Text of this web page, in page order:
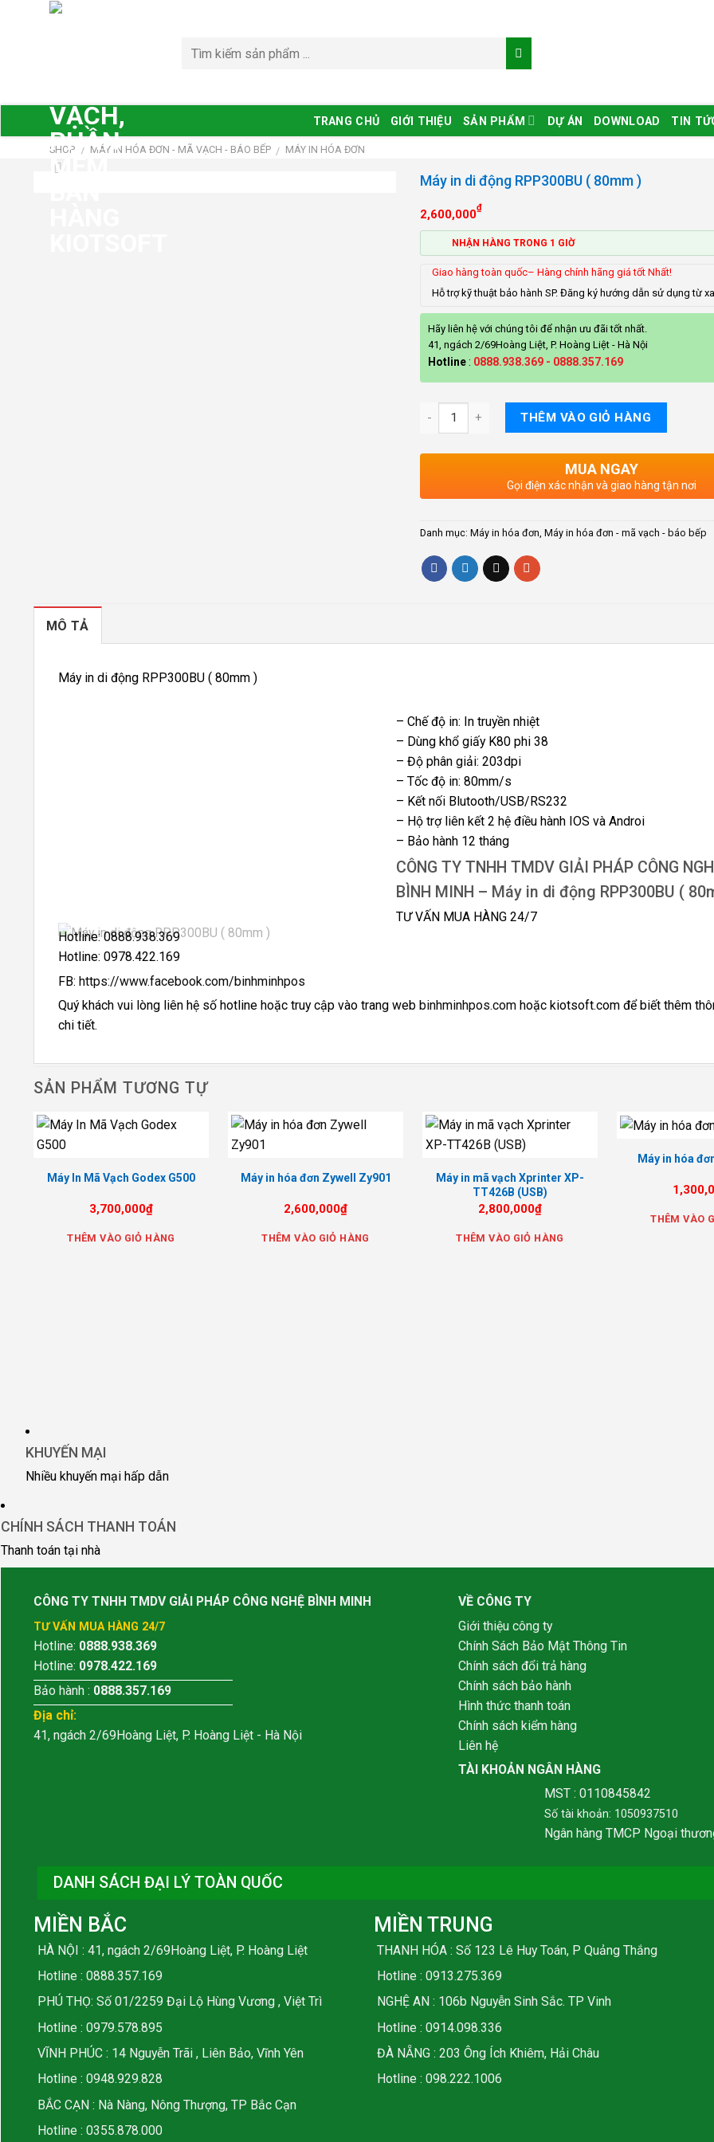
TRANG CHỦ GIỚI THIỆU SẢN PHẨM DỰ ÁN DOWNLOAD TIN
SHOP / MÁY IN HÓA ĐƠN - MÃ VẠCH - BÁO BẾP / MÁY IN HÓA ĐƠN
Máy in di động RPP300BU ( 80mm )
2,600,000₫
NHẬN HÀNG TRONG 1 GIỜ
Giao hàng toàn quốc– Hàng chính hãng giá tốt Nhất!
Hỗ trợ kỹ thuật bảo hành SP. Đăng ký hướng dẫn sử dụng từ xa
Hãy liên hệ với chúng tôi để nhận ưu đãi tốt nhất.
41, ngách 2/69Hoàng Liệt, P. Hoàng Liệt - Hà Nội
Hotline: 0888.938.369 - 0888.357.169
THÊM VÀO GIỎ HÀNG
MUA NGAY
Gọi điện xác nhận và giao hàng tận nơi
Danh mục: Máy in hóa đơn, Máy in hóa đơn - mã vạch - báo bếp
MÔ TẢ
Máy in di động RPP300BU ( 80mm )
– Chế độ in: In truyền nhiệt
– Dùng khổ giấy K80 phi 38
– Độ phân giải: 203dpi
– Tốc độ in: 80mm/s
– Kết nối Blutooth/USB/RS232
– Hộ trợ liên kết 2 hệ điều hành IOS và Androi
– Bảo hành 12 tháng
CÔNG TY TNHH TMDV GIẢI PHÁP CÔNG
BÌNH MINH – Máy in di động RPP300BU (
TƯ VẤN MUA HÀNG 24/7
Hotline: 0888.938.369
Hotline: 0978.422.169
FB: https://www.facebook.com/binhminhpos
Quý khách vui lòng liên hệ số hotline hoặc truy cập vào trang web binhminhpos.com hoặc kiotsoft.com để biết thêm
chi tiết.
SẢN PHẨM TƯƠNG TỰ
Máy In Mã Vạch Godex G500
3,700,000₫
THÊM VÀO GIỎ HÀNG
Máy in hóa đơn Zywell Zy901
2,600,000₫
THÊM VÀO GIỎ HÀNG
Máy in mã vạch Xprinter XP-
TT426B (USB)
2,800,000₫
THÊM VÀO GIỎ HÀNG
Máy in hóa
THÊM VÀO
KHUYẾN MẠI
Nhiều khuyến mại hấp dẫn
CHÍNH SÁCH THANH TOÁN
Thanh toán tại nhà
CÔNG TY TNHH TMDV GIẢI PHÁP CÔNG NGHỆ BÌNH MINH
TƯ VẤN MUA HÀNG 24/7
Hotline: 0888.938.369
Hotline: 0978.422.169
Bảo hành : 0888.357.169
Địa chỉ:
41, ngách 2/69Hoàng Liệt, P. Hoàng Liệt - Hà Nội
VỀ CÔNG TY
Giới thiệu công ty
Chính Sách Bảo Mật Thông Tin
Chính sách đổi trả hàng
Chính sách bảo hành
Hình thức thanh toán
Chính sách kiểm hàng
Liên hệ
TÀI KHOẢN NGÂN HÀNG
MST : 0110845842
Số tài khoản: 1050937510
Ngân hàng TMCP Ngoại
DANH SÁCH ĐẠI LÝ TOÀN QUỐC
MIỀN BẮC
HÀ NỘI : 41, ngách 2/69Hoàng Liệt, P. Hoàng Liệt
Hotline : 0888.357.169
PHÚ THỌ: Số 01/2259 Đại Lộ Hùng Vương , Việt Trì
Hotline : 0979.578.895
VĨNH PHÚC : 14 Nguyễn Trãi , Liên Bảo, Vĩnh Yên
Hotline : 0948.929.828
BẮC CẠN : Nà Nàng, Nông Thượng, TP Bắc Cạn
Hotline : 0355.878.000
MIỀN TRUNG
THANH HÓA : Số 123 Lê Huy Toán, P Quảng Thắng
Hotline :0913.275.369
NGHỆ AN : 106b Nguyễn Sinh Sắc. TP Vinh
Hotline :0914.098.336
ĐÀ NẴNG : 203 Ông Ích Khiêm, Hải Châu
Hotline :098.222.1006